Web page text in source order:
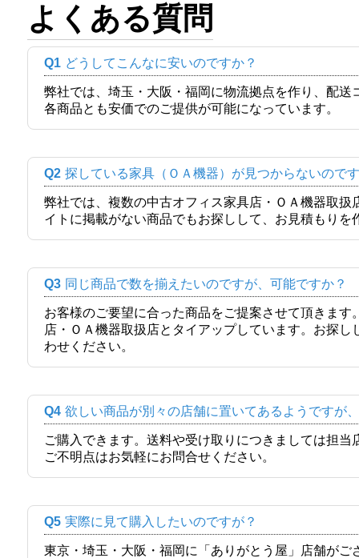
よくある質問
Q1 どうしてこんなに安いのですか？
弊社では、埼玉・大阪・福岡に物流拠点を作り、配
各商品とも安価でのご提供が可能になっています。
Q2 探している家具（ＯＡ機器）が見つからないので
弊社では、複数の中古オフィス家具店・ＯＡ機器取
イトに掲載がない商品でもお探しして、お見積もりを
Q3 同じ商品で数を揃えたいのですが、可能ですか？
お客様のご要望に合った商品をご提案させて頂きま
店・ＯＡ機器取扱店とタイアップしています。お探
わせください。
Q4 欲しい商品が別々の店舗に置いてあるようですが
ご購入できます。送料や受け取りにつきましては担
ご不明点はお気軽にお問合せください。
Q5 実際に見て購入したいのですが？
東京・埼玉・大阪・福岡に「ありがとう屋」店舗が